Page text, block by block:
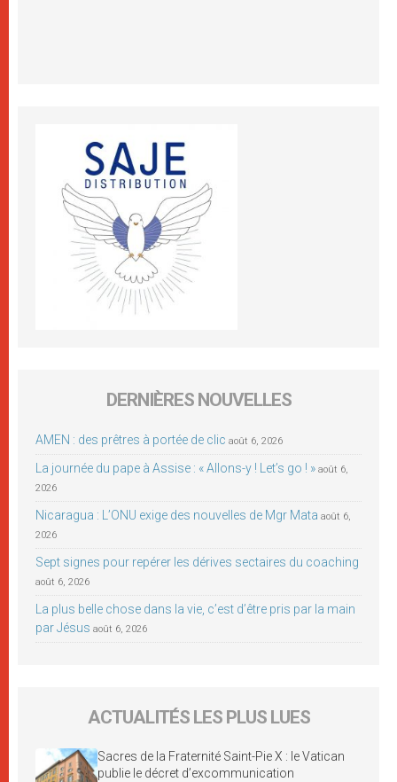
DERNIÈRES NOUVELLES
AMEN : des prêtres à portée de clic août 6, 2026
La journée du pape à Assise : « Allons-y ! Let’s go ! » août 6,
2026
Nicaragua : L’ONU exige des nouvelles de Mgr Mata août 6,
2026
Sept signes pour repérer les dérives sectaires du coaching
août 6, 2026
La plus belle chose dans la vie, c’est d’être pris par la main
par Jésus août 6, 2026
ACTUALITÉS LES PLUS LUES
Sacres de la Fraternité Saint-Pie X : le Vatican
publie le décret d’excommunication